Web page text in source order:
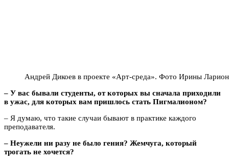
Андрей Дикоев в проекте «Арт-среда». Фото Ирины
– У вас бывали студенты, от которых вы сначала приходили
в ужас, для которых вам пришлось стать Пигмалионом?
– Я думаю, что такие случаи бывают в практике каждого
преподавателя.
– Неужели ни разу не было гения? Жемчуга, который
трогать не хочется?